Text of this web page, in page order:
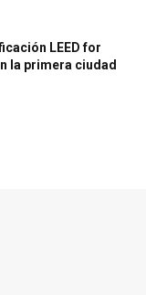
LEED for
la primera ciudad